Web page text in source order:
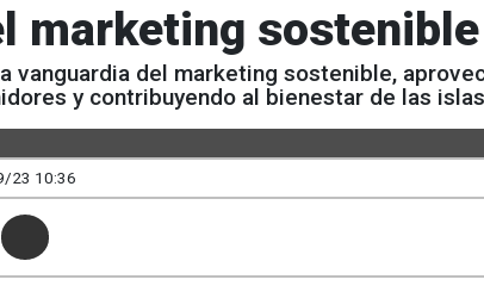
marketing sostenible
del marketing sostenible,
y contribuyendo al bienestar de las
23 10:36